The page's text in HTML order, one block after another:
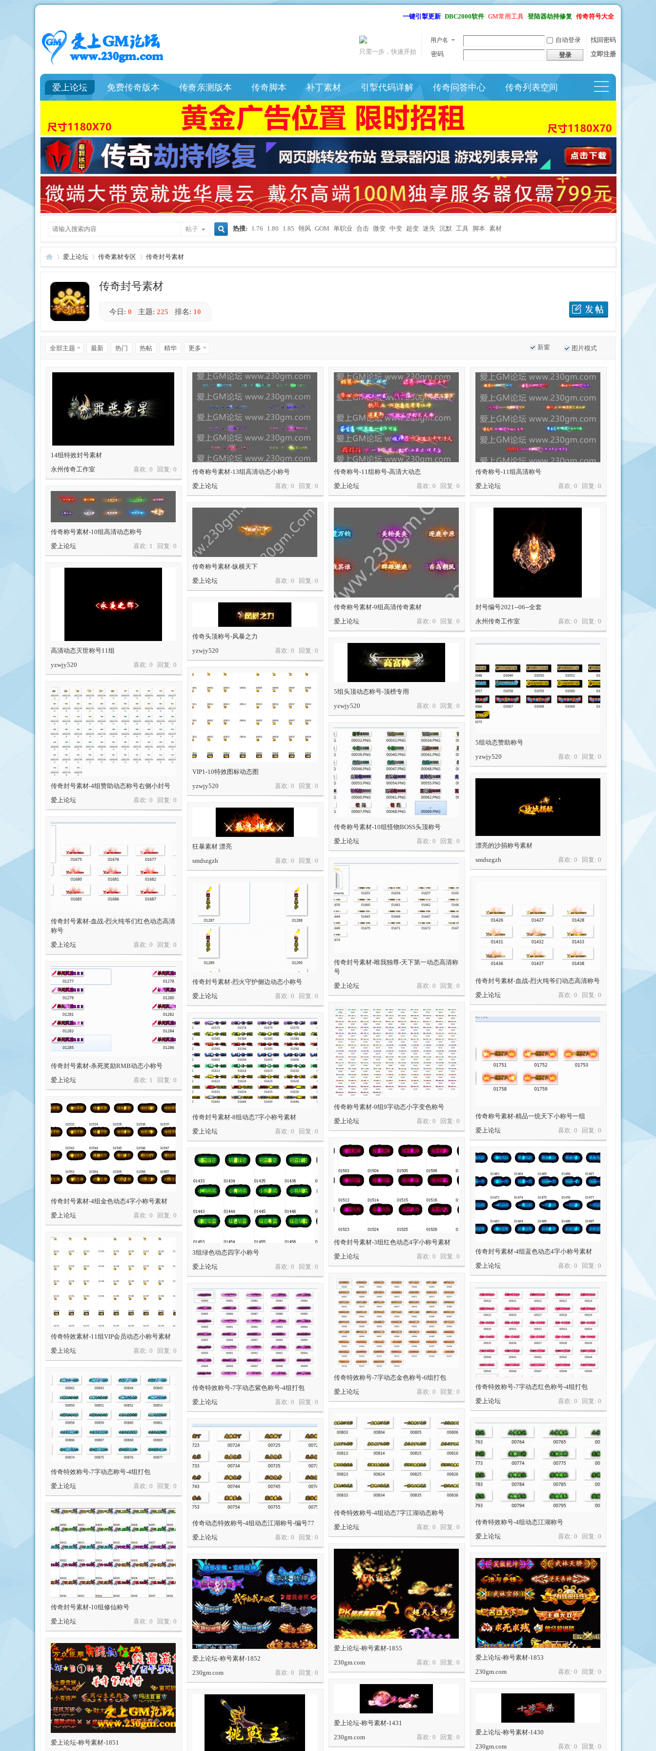
一键引掣更新 DBC2000软件 GM常用工具 登陆器劫持修复 传奇符号大全
用户名 自动登录
找回密码
密码
登录 立即注册
只需一步，快速开始
爱上论坛 免费传奇版本 传奇亲测版本 传奇脚本 补丁素材 引掣代码详解 传奇问答中心 传奇列表空间
帖子 热搜: 1.76 1.80 1.85 翎风 GOM 单职业 合击 微变 中变 超变 迷失 沉默 工具 脚本 素材
»
爱上论坛 传奇素材专区 传奇封号素材
传奇封号素材
今日: 0 主题: 225 排名: 10
新窗
全部主题 最新 热门 热帖 精华 更多 图片模式
14组特效封号素材
喜欢: 0 回复: 0
永州传奇工作室
传奇称号素材-13组高清动态小称号
喜欢: 0 回复: 0
爱上论坛
传奇称号-11组称号-高清大动态
喜欢: 0 回复: 0
爱上论坛
传奇称号-11组高清称号
喜欢: 0 回复: 0
爱上论坛
传奇称号素材-10组高清动态称号
喜欢: 1 回复: 0
爱上论坛
传奇称号素材-纵横天下
喜欢: 0 回复: 0
爱上论坛
传奇称号素材-9组高清传奇素材
喜欢: 0 回复: 0
爱上论坛
封号编号2021--06--全套
喜欢: 0 回复: 0
永州传奇工作室
高清动态灭世称号11组
喜欢: 0 回复: 0
yzwjy520
传奇头顶称号-风暴之力
喜欢: 0 回复: 0
yzwjy520
5组头顶动态称号-顶榜专用
喜欢: 0 回复: 0
yzwjy520
5组动态赞助称号
喜欢: 0 回复: 0
yzwjy520
VIP1-10特效图标动态图
喜欢: 0 回复: 0
yzwjy520
传奇封号素材-4组赞助动态称号右侧小封号
喜欢: 0 回复: 0
爱上论坛
传奇称号素材-10组怪物BOSS头顶称号
喜欢: 0 回复: 0
爱上论坛
漂亮的沙捐称号素材
喜欢: 0 回复: 0
smdszgzh
狂暴素材 漂亮
喜欢: 0 回复: 0
smdszgzh
传奇封号素材-血战-烈火纯爷们红色动态高清
称号
喜欢: 0 回复: 0
爱上论坛
传奇封号素材-唯我独尊-天下第一动态高清称
号
喜欢: 0 回复: 0
爱上论坛
传奇封号素材-血战-烈火纯爷们动态高清称号
喜欢: 0 回复: 0
爱上论坛
传奇封号素材-烈火守护侧边动态小称号
喜欢: 0 回复: 0
爱上论坛
传奇封号素材-杀死奖励RMB动态小称号
喜欢: 1 回复: 0
爱上论坛
传奇称号素材-9组9字动态小字变色称号
喜欢: 0 回复: 0
爱上论坛
传奇称号素材-精品一统天下小称号一组
喜欢: 0 回复: 0
爱上论坛
传奇封号素材-8组动态7字小称号素材
喜欢: 0 回复: 0
爱上论坛
传奇封号素材-4组金色动态4字小称号素材
喜欢: 0 回复: 0
爱上论坛
传奇封号素材-3组红色动态4字小称号素材
喜欢: 0 回复: 0
爱上论坛
传奇封号素材-4组蓝色动态4字小称号素材
喜欢: 0 回复: 0
爱上论坛
3组绿色动态四字小称号
喜欢: 0 回复: 0
爱上论坛
传奇特效素材-11组VIP会员动态小称号素材
喜欢: 0 回复: 0
爱上论坛
传奇特效称号-7字动态金色称号-6组打包
喜欢: 0 回复: 0
爱上论坛
传奇特效称号-7字动态红色称号-4组打包
喜欢: 0 回复: 0
爱上论坛
传奇特效称号-7字动态紫色称号-4组打包
喜欢: 0 回复: 0
爱上论坛
传奇特效称号-7字动态称号-4组打包
喜欢: 0 回复: 0
爱上论坛
传奇特效称号-4组动态7字江湖动态称号
喜欢: 0 回复: 0
爱上论坛
传奇特效称号-4组动态江湖称号
喜欢: 0 回复: 0
爱上论坛
传奇动态特效称号-4组动态江湖称号-编号77
喜欢: 0 回复: 0
爱上论坛
传奇封号素材-10组修仙称号
喜欢: 0 回复: 0
爱上论坛
爱上论坛-称号素材-1855
喜欢: 0 回复: 0
230gm.com
爱上论坛-称号素材-1853
喜欢: 0 回复: 0
230gm.com
爱上论坛-称号素材-1852
喜欢: 0 回复: 0
230gm.com
爱上论坛-称号素材-1851
爱上论坛-称号素材-1431
喜欢: 0 回复: 0
230gm.com
爱上论坛-称号素材-1430
喜欢: 0 回复: 0
230gm.com